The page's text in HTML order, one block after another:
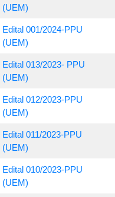
(UEM)
Edital 001/2024-PPU
(UEM)
Edital 013/2023- PPU
(UEM)
Edital 012/2023-PPU
(UEM)
Edital 011/2023-PPU
(UEM)
Edital 010/2023-PPU
(UEM)